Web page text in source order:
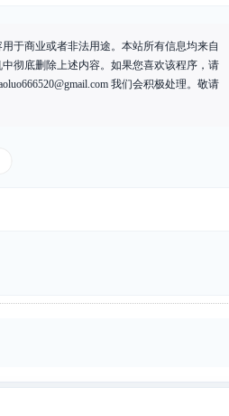
于商业或者非法用途。本站所有信息均来自
彻底删除上述内容。如果您喜欢该程序，请
我们会积极处理。敬请